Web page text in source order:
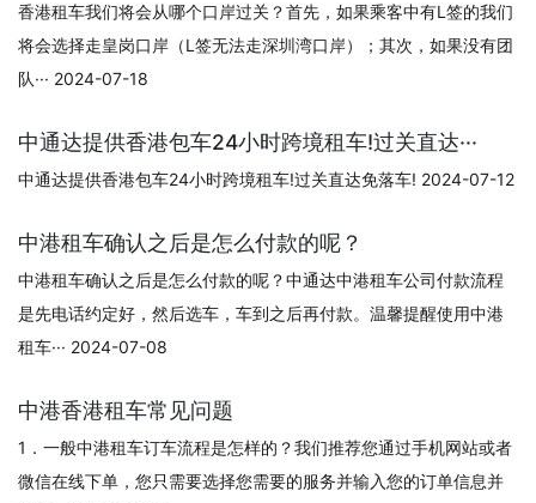
香港租车我们将会从哪个口岸过关？首先，如果乘客中有L签的我们
将会选择走皇岗口岸（L签无法走深圳湾口岸）；其次，如果没有团
队··· 2024-07-18
中通达提供香港包车24小时跨境租车!过关直达···
中通达提供香港包车24小时跨境租车!过关直达免落车! 2024-07-12
中港租车确认之后是怎么付款的呢？
中港租车确认之后是怎么付款的呢？中通达中港租车公司付款流程
是先电话约定好，然后选车，车到之后再付款。温馨提醒使用中港
租车··· 2024-07-08
中港香港租车常见问题
1．一般中港租车订车流程是怎样的？我们推荐您通过手机网站或者
微信在线下单，您只需要选择您需要的服务并输入您的订单信息并